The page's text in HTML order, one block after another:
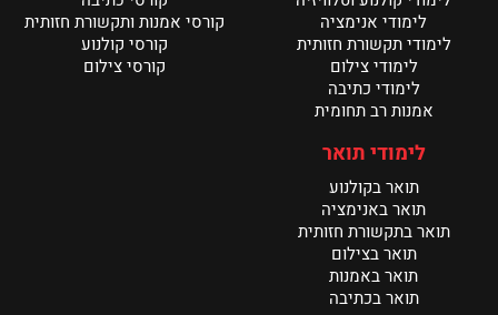
לקולנוע מנשר לאמנות
קרא עוד >
לימודי אנימציה
לימודי תקשורת חזותית
לימודי צילום
לימודי כתיבה
אמנות רב תחומית
קורסי אמנות ותקשורת חזותית
קורסי קולנוע
קורסי צילום
לימודי תואר
תואר בקולנוע
תואר באנימציה
תואר בתקשורת חזותית
תואר בצילום
תואר באמנות
תואר בכתיבה